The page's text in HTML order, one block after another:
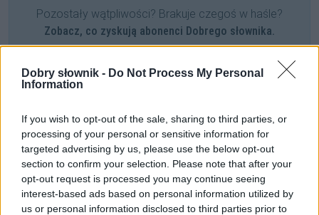
Dobry słownik - Do Not Process My Personal
Information
If you wish to opt-out of the sale, sharing to third parties, or
processing of your personal or sensitive information for
targeted advertising by us, please use the below opt-out
section to confirm your selection. Please note that after your
opt-out request is processed you may continue seeing
interest-based ads based on personal information utilized by
us or personal information disclosed to third parties prior to
Pozostały wątpliwości? Brakuje czegoś w haśle?
Zobacz, co zyskują abonenci Dobrego słownika.
Często sprawdzane
Odmiana:gwoździamiczy gwoźdźmi
Na nogach po Małopolsce
Doradzamy w zakresie poprawności— czy to poprawnie?